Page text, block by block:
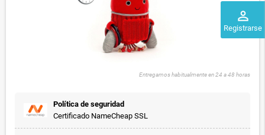
perm_identity
Registrarse
Entregamos habitualmente en 24 a 48 horas
Política de seguridad
Certificado NameCheap SSL